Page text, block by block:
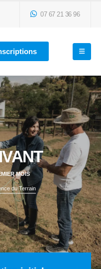
07 67 21 36 96
MOIS
du Terrain